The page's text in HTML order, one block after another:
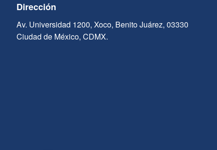
Dirección
Av. Universidad 1200, Xoco, Benito Juárez, 03330
Ciudad de México, CDMX.